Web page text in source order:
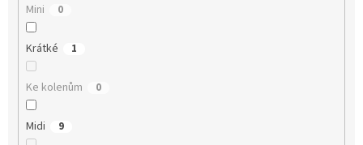
Mini 0
Krátké 1
Ke kolenům 0
Midi 9